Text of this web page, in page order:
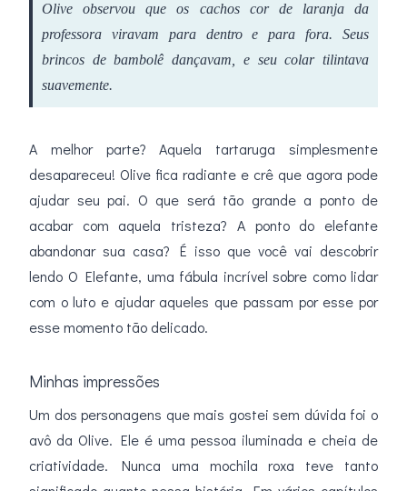
Olive observou que os cachos cor de laranja da
professora viravam para dentro e para fora. Seus
brincos de bambolê dançavam, e seu colar tilintava
suavemente.
A melhor parte? Aquela tartaruga simplesmente
desapareceu! Olive fica radiante e crê que agora pode
ajudar seu pai. O que será tão grande a ponto de
acabar com aquela tristeza? A ponto do elefante
abandonar sua casa? É isso que você vai descobrir
lendo O Elefante, uma fábula incrível sobre como lidar
com o luto e ajudar aqueles que passam por esse por
esse momento tão delicado.
Minhas impressões
Um dos personagens que mais gostei sem dúvida foi o
avô da Olive. Ele é uma pessoa iluminada e cheia de
criatividade. Nunca uma mochila roxa teve tanto